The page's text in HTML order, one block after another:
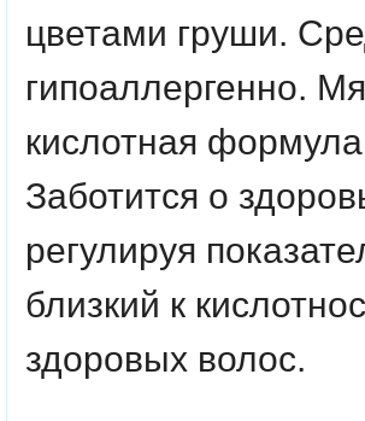
цветами груши.
гипоаллергенно.
кислотная
Заботится о
регулируя
близкий к
здоровых волос.